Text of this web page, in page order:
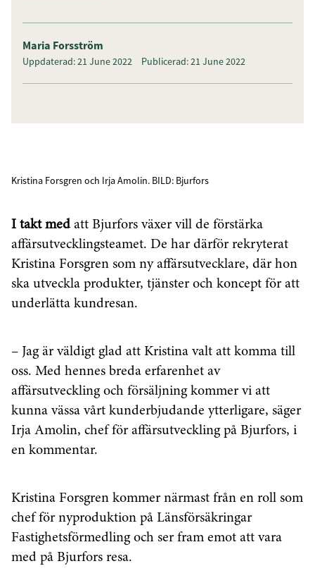
Maria Forsström
Uppdaterad: 21 June 2022 Publicerad: 21 June 2022
Kristina Forsgren och Irja Amolin. BILD: Bjurfors
I takt medatt Bjurfors växer vill de förstärka
affärsutvecklingsteamet. De har därför rekryterat
Kristina Forsgren som ny affärsutvecklare, där hon
ska utveckla produkter, tjänster och koncept för att
underlätta kundresan.
– Jag är väldigt glad att Kristina valt att komma till
oss. Med hennes breda erfarenhet av
affärsutveckling och försäljning kommer vi att
kunna vässa vårt kunderbjudande ytterligare, säger
Irja Amolin, chef för affärsutveckling på Bjurfors, i
en kommentar.
Kristina Forsgren kommer närmast från en roll som
chef för nyproduktion på Länsförsäkringar
Fastighetsförmedling och ser fram emot att vara
med på Bjurfors resa.